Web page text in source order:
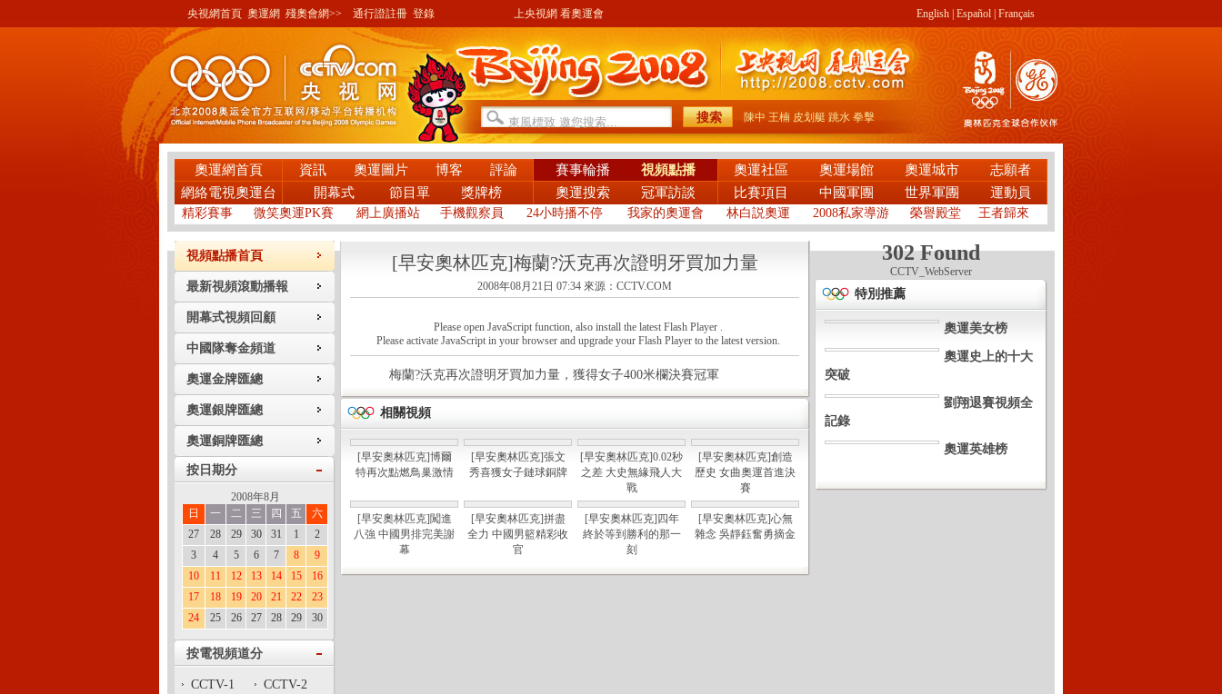
央視網首頁 奧運網 殘奧會網>> 通行證註冊 登錄 上央視網 看奧運會 English Español Français
陳中 王楠 皮划艇 跳水 拳擊
奧運網首頁 資訊 奧運圖片 博客 評論 賽事輪播 視頻點播 奧運社區 奧運場館 奧運城市
志願者
網絡電視奧運台
開幕式 節目單 獎牌榜 奧運搜索 冠軍訪談 比賽項目 中國軍團 世界軍團 運動員
精彩賽事 微笑奧運PK賽 網上廣播站 手機觀察員 24小時播不停 我家的奧運會 林白説奧運 2008私家導游 榮譽殿堂 王者歸來
視頻點播首頁
最新視頻滾動播報
開幕式視頻回顧
中國隊奪金頻道
奧運金牌匯總
奧運銀牌匯總
奧運銅牌匯總
按日期分
2008年8月
日
一 二 三 四 五
六
27
28 29 30 31 1
2
3
4 5 6 7 8
9
10
11 12 13 14 15
16
17
18 19 20 21 22
23
24
25 26 27 28 29 30
按電視頻道分
CCTV-1
CCTV-2
[早安奧林匹克]梅蘭?沃克再次證明牙買加力量
2008年08月21日 07:34 來源：CCTV.COM
Please open JavaScript function, also install the latest Flash Player .
Please activate JavaScript in your browser and upgrade your Flash Player to the latest version.
梅蘭?沃克再次證明牙買加力量，獲得女子400米欄決賽冠軍
相關視頻
[早安奧林匹克]博爾
特再次點燃鳥巢激情
[早安奧林匹克]張文
秀喜獲女子鏈球銅牌
[早安奧林匹克]0.02秒
之差 大史無緣飛人大
戰
[早安奧林匹克]創造
歷史 女曲奧運首進決
賽
[早安奧林匹克]闖進
八強 中國男排完美謝
幕
[早安奧林匹克]拼盡
全力 中國男籃精彩收
官
[早安奧林匹克]四年
終於等到勝利的那一
刻
[早安奧林匹克]心無
雜念 吳靜鈺奮勇摘金
302 Found
CCTV_WebServer
特別推薦
奧運美女榜
奧運史上的十大
突破
劉翔退賽視頻全
記錄
奧運英雄榜